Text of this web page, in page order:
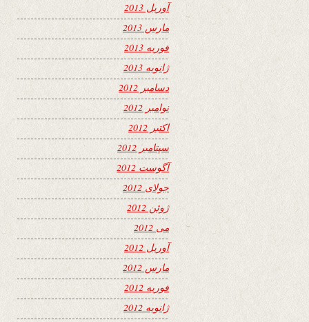
آوریل 2013
مارس 2013
فوریه 2013
ژانویه 2013
دسامبر 2012
نوامبر 2012
اکتبر 2012
سپتامبر 2012
آگوست 2012
جولای 2012
ژوئن 2012
می 2012
آوریل 2012
مارس 2012
فوریه 2012
ژانویه 2012